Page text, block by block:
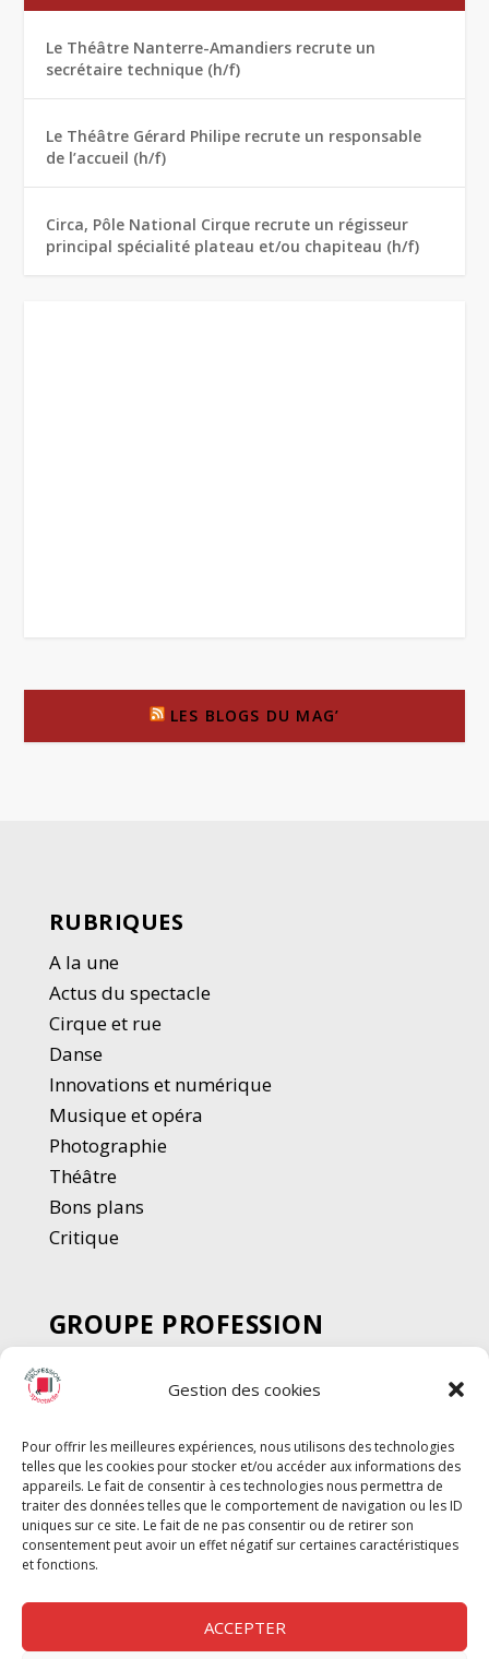
Gestion des cookies
Pour offrir les meilleures expériences, nous utilisons des technologies
telles que les cookies pour stocker et/ou accéder aux informations des
appareils. Le fait de consentir à ces technologies nous permettra de
traiter des données telles que le comportement de navigation ou les ID
uniques sur ce site. Le fait de ne pas consentir ou de retirer son
consentement peut avoir un effet négatif sur certaines caractéristiques
et fonctions.
ACCEPTER
Le Théâtre Nanterre-Amandiers recrute un
secrétaire technique (h/f)
Le Théâtre Gérard Philipe recrute un responsable
de l’accueil (h/f)
Circa, Pôle National Cirque recrute un régisseur
principal spécialité plateau et/ou chapiteau (h/f)
LES BLOGS DU MAG’
RUBRIQUES
A la une
Actus du spectacle
Cirque et rue
Danse
Innovations et numérique
Musique et opéra
Photographie
Théâtre
Bons plans
Critique
GROUPE PROFESSION
SPECTACLE
Chèque Intermittents
Chèque Compta
Chèque Emploi Spectacle
G-Pods
Profession Audio-visuel